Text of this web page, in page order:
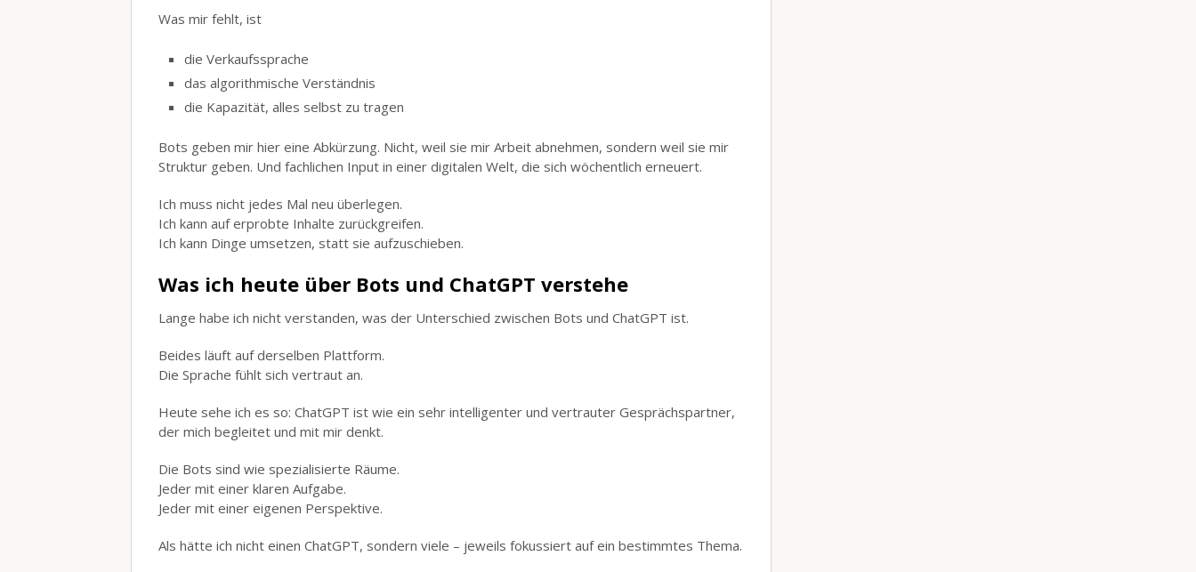
Was mir fehlt, ist
die Verkaufssprache
das algorithmische Verständnis
die Kapazität, alles selbst zu tragen
Bots geben mir hier eine Abkürzung. Nicht, weil sie mir Arbeit abnehmen, sondern weil sie mir
Struktur geben. Und fachlichen Input in einer digitalen Welt, die sich wöchentlich erneuert.
Ich muss nicht jedes Mal neu überlegen.
Ich kann auf erprobte Inhalte zurückgreifen.
Ich kann Dinge umsetzen, statt sie aufzuschieben.
Was ich heute über Bots und ChatGPT verstehe
Lange habe ich nicht verstanden, was der Unterschied zwischen Bots und ChatGPT ist.
Beides läuft auf derselben Plattform.
Die Sprache fühlt sich vertraut an.
Heute sehe ich es so: ChatGPT ist wie ein sehr intelligenter und vertrauter Gesprächspartner,
der mich begleitet und mit mir denkt.
Die Bots sind wie spezialisierte Räume.
Jeder mit einer klaren Aufgabe.
Jeder mit einer eigenen Perspektive.
Als hätte ich nicht einen ChatGPT, sondern viele – jeweils fokussiert auf ein bestimmtes Thema.